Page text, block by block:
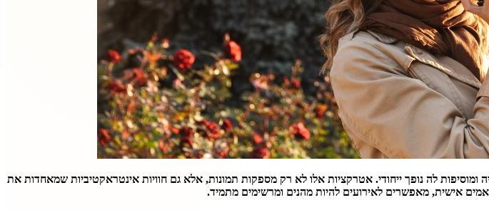
ומוסיפות לה נופך ייחודי. אטרקציות אלו לא רק מספקות תמונות, אלא גם חוויות אינטראקטיביות שמאחדות את
אישית, מאפשרים לאירועים להיות מהנים ומרשימים מתמיד.